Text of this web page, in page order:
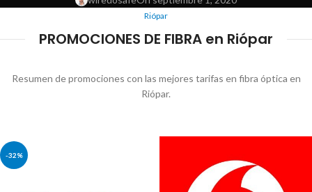
Riópar
PROMOCIONES DE FIBRA en Riópar
Resumen de promociones con las mejores tarifas en fibra óptica en
Riópar.
-32%